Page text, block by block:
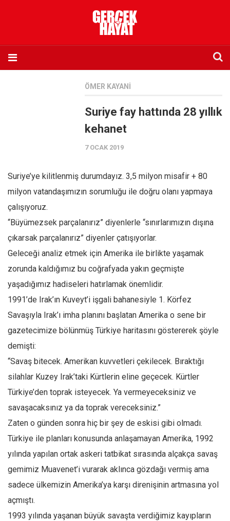
Abone olmak istiyorum
Twitter
Facebook
Instagram
YouTube
Editörden
Mahmut Toptaş
Yvonne Ridley
Barış Tarımcıoğlu
Ömer Kayani
Yusuf Armağan
Hasanali Yıldırım
Leyla Şerif Emin
Selçuk Türkyılmaz
Amina S. Jenenkovic
ÖMER KAYANI
Suriye fay hattında 28 yıllık
kehanet
7 OCAK 2019
Suriye’ye kilitlenmiş durumdayız. 3,5 milyon misafir + 80
milyon vatandaşımızın sorumluğu ile doğru olanı yapmaya
çalışıyoruz.
“Büyümezsek parçalanırız” diyenlerle “sınırlarımızın dışına
çıkarsak parçalanırız” diyenler çatışıyorlar.
Geleceği analiz etmek için Amerika ile birlikte yaşamak
zorunda kaldığımız bu coğrafyada yakın geçmişte
yaşadığımız hadiseleri hatırlamak önemlidir.
1991’de Irak’ın Kuveyt’i işgali bahanesiyle 1. Körfez
Savaşıyla Irak’ı imha planını başlatan Amerika o sene bir
gazetecimize bölünmüş Türkiye haritasını göstererek şöyle
demişti:
“Savaş bitecek. Amerikan kuvvetleri çekilecek. Bıraktığı
silahlar Kuzey Irak’taki Kürtlerin eline geçecek. Kürtler
Türkiye’den toprak isteyecek. Ya vermeyeceksiniz ve
savaşacaksınız ya da toprak vereceksiniz.”
Zaten o günden sonra hiç bir şey de eskisi gibi olmadı.
Türkiye ile planları konusunda anlaşamayan Amerika, 1992
yılında yapılan ortak askeri tatbikat sırasında alçakça savaş
gemimiz Muavenet’i vurarak aklınca gözdağı vermiş ama
sadece ülkemizin Amerika’ya karşı direnişinin artmasına yol
açmıştı.
1993 yılında yaşanan büyük savaşta verdiğimiz kayıpların